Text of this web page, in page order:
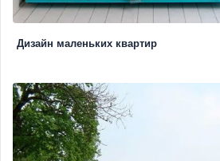
Дизайн маленьких квартир